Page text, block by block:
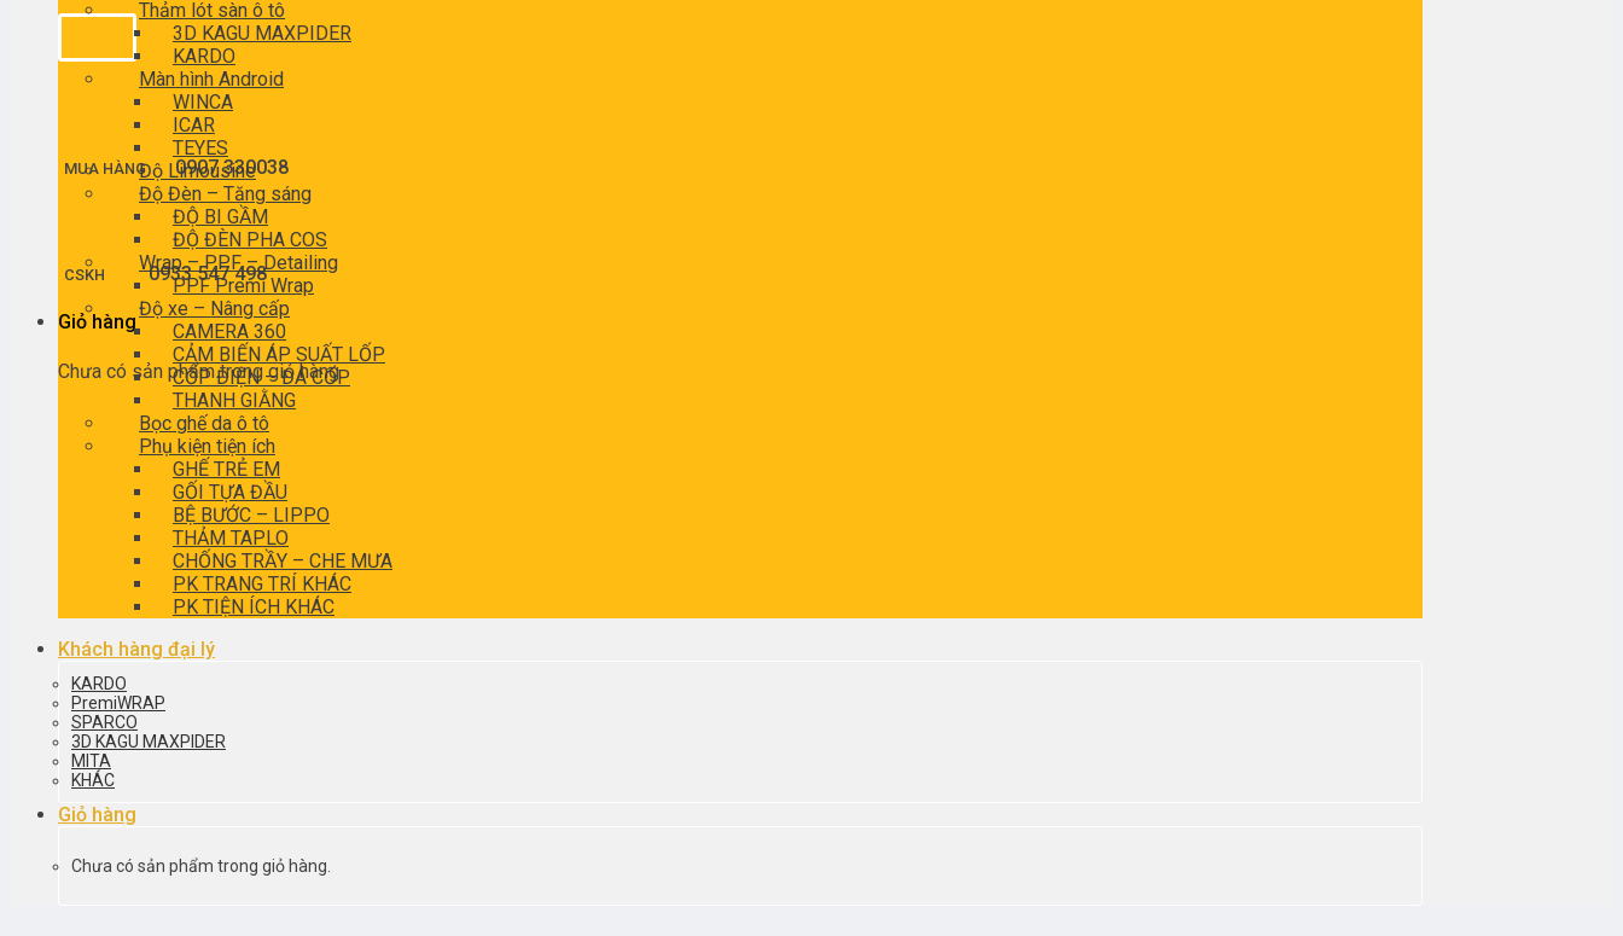
MUA HÀNG 0907 330038
CSKH0933 547 498
Giỏ hàng
Chưa có sản phẩm trong giỏ hàng.
Thảm lót sàn ô tô
3D KAGU MAXPIDER
KARDO
Màn hình Android
WINCA
ICAR
TEYES
Độ Limousine
Độ Đèn – Tăng sáng
ĐỘ BI GẦM
ĐỘ ĐÈN PHA COS
Wrap – PPF – Detailing
PPF Premi Wrap
Độ xe – Nâng cấp
CAMERA 360
CẢM BIẾN ÁP SUẤT LỐP
CỐP ĐIỆN – ĐÁ CỐP
THANH GIẰNG
Bọc ghế da ô tô
Phụ kiện tiện ích
GHẾ TRẺ EM
GỐI TỰA ĐẦU
BỆ BƯỚC – LIPPO
THẢM TAPLO
CHỐNG TRẦY – CHE MƯA
PK TRANG TRÍ KHÁC
PK TIỆN ÍCH KHÁC
Khách hàng đại lý
KARDO
PremiWRAP
SPARCO
3D KAGU MAXPIDER
MITA
KHÁC
Giỏ hàng
Chưa có sản phẩm trong giỏ hàng.